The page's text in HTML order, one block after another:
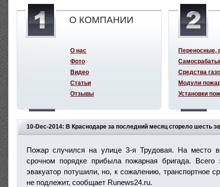
10-Dec-2014: В Краснодаре за последний месяц сгорело шесть
Пожар случился на улице 3-я Трудовая. На место
срочном порядке прибыла пожарная бригада. Всего
эвакуатор потушили, но, к сожалению, транспортное
не подлежит, сообщает Runews24.ru.
О КОМПАНИИ
О нас
Фото
Видео
Статьи
Отзывы
Переносные,
Средства
Модули
Установки